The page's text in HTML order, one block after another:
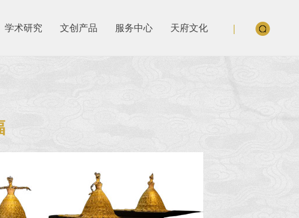
学术研究 文创产品 服务中心 天府文化